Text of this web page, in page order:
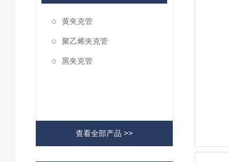
黄夹克管
聚乙烯夹克管
黑夹克管
查看全部产品 >>